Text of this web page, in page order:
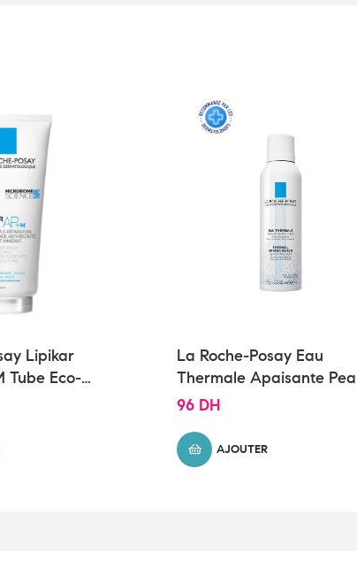
Lipikar
Tube Eco-
Sèche et
La Roche-Posay Eau
Thermale Apaisante
Sèche et Irritée | 150ml
96 DH
AJOUTER